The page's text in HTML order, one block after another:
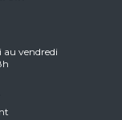
au vendredi